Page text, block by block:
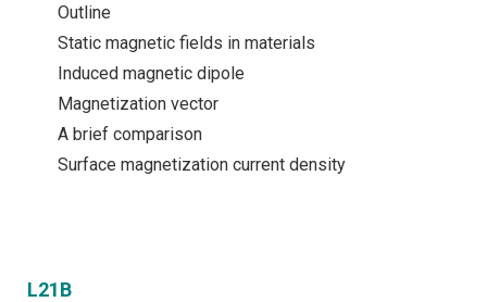
Outline
Static magnetic fields in materials
Induced magnetic dipole
Magnetization vector
A brief comparison
Surface magnetization current density
L21B